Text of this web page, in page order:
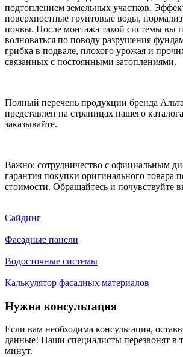
подтоплением земельных участков.
поверхностные грунтовые воды,
почвы. После монтажа такой системы вы
волноваться по поводу разрушения
грибка в подвале, плохого урожая и
связанных с постоянными затоплениями.
Полный перечень продукции бренда
представлен на страницах нашего
заказывайте.
Важно: сотрудничество с официальным
гарантия покупки оригинального товара
стоимости. Обращайтесь и почувствуйте
Сайдинг
Фасадные панели
Водосточные системы
Калькулятор фасадных материалов
Нужна консультация
Если вам необходима консультация,
данные! Наши специалисты перезвонят в
минут.